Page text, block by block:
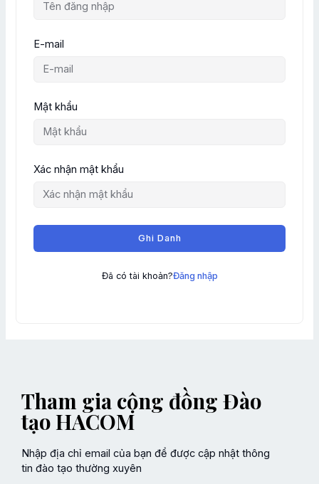
E-mail
Mật khẩu
Xác nhận mật khẩu
Ghi Danh
Đã có tài khoản?Đăng nhập
Tham gia cộng đồng Đào
tạo HACOM
Nhập địa chỉ email của bạn để được cập nhật thông
tin đào tạo thường xuyên